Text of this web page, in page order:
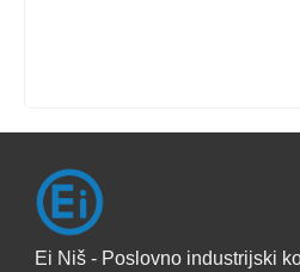
Ei Niš - Poslovno industrijski